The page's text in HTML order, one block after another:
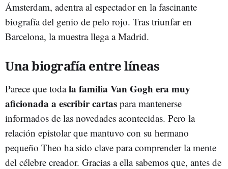
Ámsterdam, adentra al espectador en la fascinante
biografía del genio de pelo rojo. Tras triunfar en
Barcelona, la muestra llega a Madrid.
Una biografía entre líneas
Parece que todala familia Van Gogh era muy
aficionada a escribir cartas para mantenerse
informados de las novedades acontecidas. Pero la
relación epistolar que mantuvo con su hermano
pequeño Theo ha sido clave para comprender la mente
del célebre creador. Gracias a ella sabemos que, antes de